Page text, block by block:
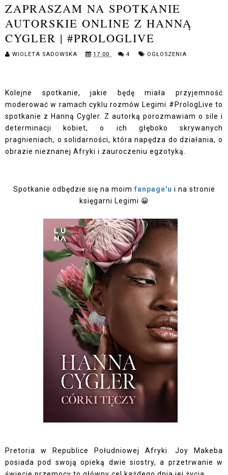
ZAPRASZAM NA SPOTKANIE
AUTORSKIE ONLINE Z HANNĄ
CYGLER | #PROLOGLIVE
WIOLETA SADOWSKA 17:00 4 OGŁOSZENIA
Kolejne spotkanie, jakie będę miała przyjemność
moderować w ramach cyklu rozmów Legimi #PrologLive to
spotkanie z Hanną Cygler. Z autorką porozmawiam o sile i
determinacji kobiet, o ich głęboko skrywanych
pragnieniach, o solidarności, która napędza do działania, o
obrazie nieznanej Afryki i zauroczeniu egzotyką.
Spotkanie odbędzie się na moim fanpage'u i na stronie
księgarni Legimi 😀
Pretoria w Republice Południowej Afryki. Joy Makeba
posiada pod swoją opieką dwie siostry, a przetrwanie w